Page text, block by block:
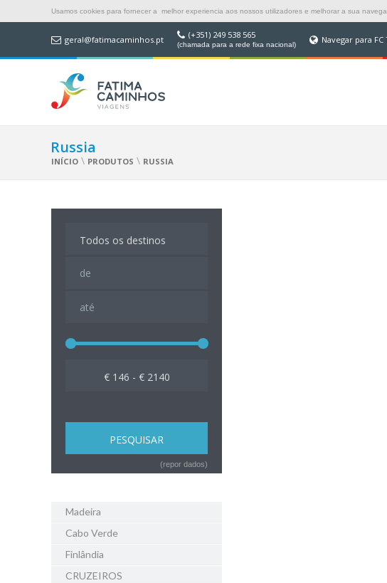
Usamos cookies para fornecer a melhor experiencia aos nossos utilizadores e melhorar a sua
geral@fatimacaminhos.pt (+351) 249 538 565
(chamada para a rede fixa nacional) Navegar para
Russia
INÍCIO \ PRODUTOS \ RUSSIA
€ 146 - € 2140
(repor dados)
Madeira
Cabo Verde
Finlândia
CRUZEIROS